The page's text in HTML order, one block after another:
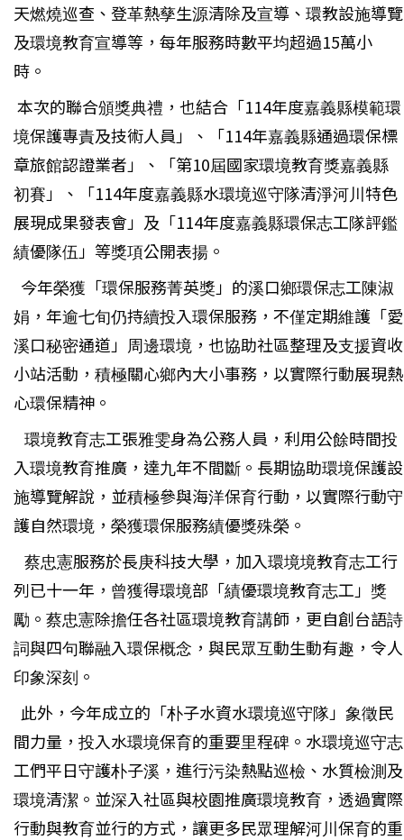
天燃燒巡查、登革熱孳生源清除及宣導、環教設施導覽
及環境教育宣導等，每年服務時數平均超過15萬小
時。
本次的聯合頒獎典禮，也結合「114年度嘉義縣模範環
境保護專責及技術人員」、「114年嘉義縣通過環保標
章旅館認證業者」、「第10屆國家環境教育獎嘉義縣
初賽」、「114年度嘉義縣水環境巡守隊清淨河川特色
展現成果發表會」及「114年度嘉義縣環保志工隊評鑑
績優隊伍」等獎項公開表揚。
今年榮獲「環保服務菁英獎」的溪口鄉環保志工陳淑
娟，年逾七旬仍持續投入環保服務，不僅定期維護「愛
溪口秘密通道」周邊環境，也協助社區整理及支援資收
小站活動，積極關心鄉內大小事務，以實際行動展現熱
心環保精神。
環境教育志工張雅雯身為公務人員，利用公餘時間投
入環境教育推廣，達九年不間斷。長期協助環境保護設
施導覽解說，並積極參與海洋保育行動，以實際行動守
護自然環境，榮獲環保服務績優獎殊榮。
蔡忠憲服務於長庚科技大學，加入環境境教育志工行
列已十一年，曾獲得環境部「績優環境教育志工」獎
勵。蔡忠憲除擔任各社區環境教育講師，更自創台語詩
詞與四句聯融入環保概念，與民眾互動生動有趣，令人
印象深刻。
此外，今年成立的「朴子水資水環境巡守隊」象徵民
間力量，投入水環境保育的重要里程碑。水環境巡守志
工們平日守護朴子溪，進行污染熱點巡檢、水質檢測及
環境清潔。並深入社區與校園推廣環境教育，透過實際
行動與教育並行的方式，讓更多民眾理解河川保育的重